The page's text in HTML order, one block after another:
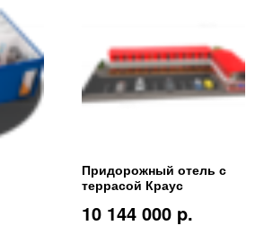
Придорожный отель с
террасой Краус
10 144 000 p.